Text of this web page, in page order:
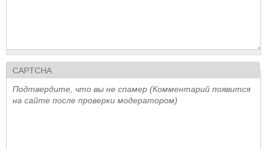
CAPTCHA
Подтвердите, что вы не спамер (Комментарий появится
на сайте после проверки модератором)